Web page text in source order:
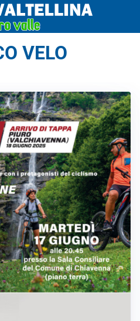
VELO